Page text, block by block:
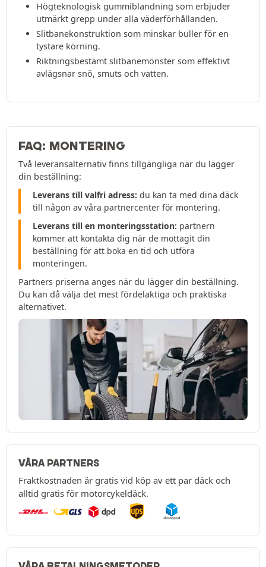
Högteknologisk gummiblandning som erbjuder
utmärkt grepp under alla väderförhållanden.
Slitbanekonstruktion som minskar buller för en
tystare körning.
Riktningsbestämt slitbanemönster som effektivt
avlägsnar snö, smuts och vatten.
FAQ: MONTERING
Två leveransalternativ finns tillgängliga när du lägger
din beställning:
Leverans till valfri adress: du kan ta med dina däck
till någon av våra partnercenter för montering.
Leverans till en monteringsstation: partnern
kommer att kontakta dig när de mottagit din
beställning för att boka en tid och utföra
monteringen.
Partners priserna anges när du lägger din beställning.
Du kan då välja det mest fördelaktiga och praktiska
alternativet.
VÅRA PARTNERS
Fraktkostnaden är gratis vid köp av ett par däck och
alltid gratis för motorcykeldäck.